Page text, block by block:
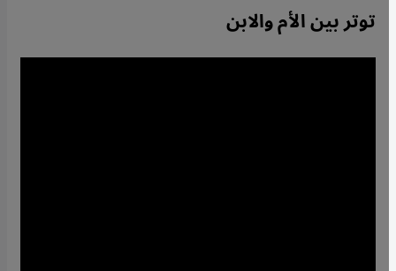
توتر بين الأم والابن